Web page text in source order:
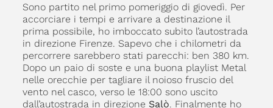
Sono partito nel primo pomeriggio di giovedì. Per
accorciare i tempi e arrivare a destinazione il
prima possibile, ho imboccato subito l’autostrada
in direzione Firenze. Sapevo che i chilometri da
percorrere sarebbero stati parecchi: ben 380 km.
Dopo un paio di soste e una buona playlist Metal
nelle orecchie per tagliare il noioso fruscio del
vento nel casco, verso le 18:00 sono uscito
dall’autostrada in direzione Salò. Finalmente ho